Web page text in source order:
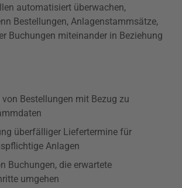
automatisiert überwachen,
Bestellungen, Anlagenstammsätze,
Buchungen miteinander in Beziehung
Bestellungen mit Bezug zu
überfälliger Liefertermine für
Anlagen
Buchungen, die erwartete
umgehen